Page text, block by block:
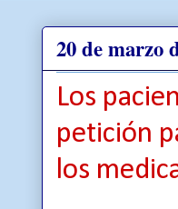
20 de marzo
Los
petición
los